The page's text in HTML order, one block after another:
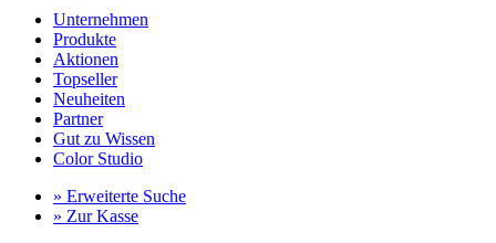
Unternehmen
Produkte
Aktionen
Topseller
Neuheiten
Partner
Gut zu Wissen
Color Studio
» Erweiterte Suche
» Zur Kasse